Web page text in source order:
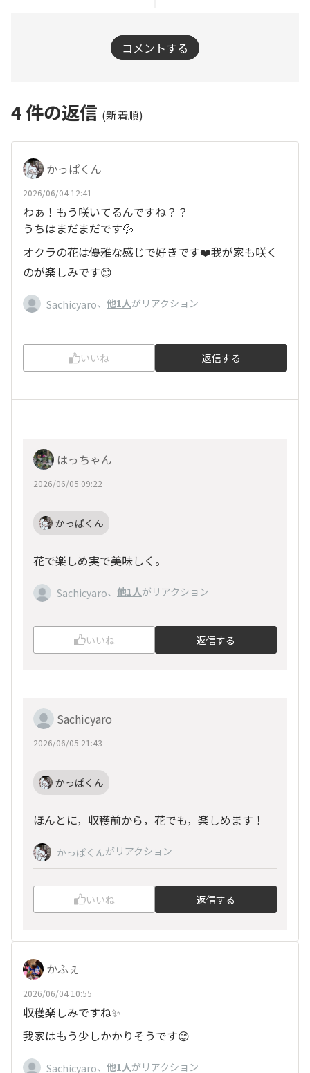
コメントする
4件の返信 (新着順)
かっぱくん
2026/06/04 12:41
わぁ！もう咲いてるんですね？？
うちはまだまだです💦
オクラの花は優雅な感じで好きです❤️我が家も咲く
のが楽しみです😊
Sachicyaro、 他1人がリアクション
いいね 返信する
はっちゃん
2026/06/05 09:22
かっぱくん
花で楽しめ実で美味しく。
Sachicyaro、 他1人がリアクション
いいね 返信する
Sachicyaro
2026/06/05 21:43
かっぱくん
ほんとに，収穫前から，花でも，楽しめます！
かっぱくんがリアクション
いいね 返信する
かふぇ
2026/06/04 10:55
収穫楽しみですね✨
我家はもう少しかかりそうです😊
Sachicyaro、 他1人がリアクション